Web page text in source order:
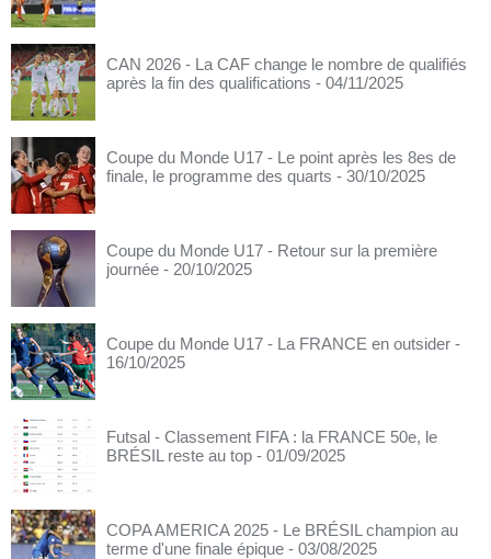
CAN 2026 - La CAF change le nombre de qualifiés
après la fin des qualifications - 04/11/2025
Coupe du Monde U17 - Le point après les 8es de
finale, le programme des quarts - 30/10/2025
Coupe du Monde U17 - Retour sur la première
journée - 20/10/2025
Coupe du Monde U17 - La FRANCE en outsider -
16/10/2025
Futsal - Classement FIFA : la FRANCE 50e, le
BRÉSIL reste au top - 01/09/2025
COPA AMERICA 2025 - Le BRÉSIL champion au
terme d'une finale épique - 03/08/2025